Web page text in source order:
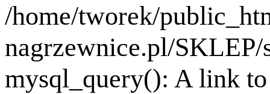
/home/tworek/
nagrzewnice.pl/
mysql_query(): A link